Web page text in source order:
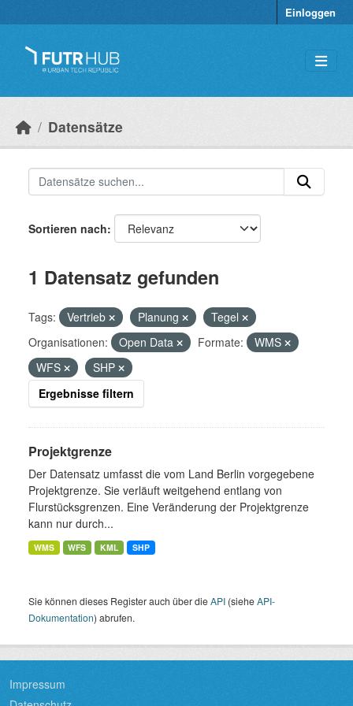
Einloggen
Datensätze
Sortieren nach
1 Datensatz gefunden
Tags: Vertrieb Planung
Tegel
Organisationen:
Open Data Formate:
WMS
WFS
SHP
Ergebnisse filtern
Projektgrenze
Der Datensatz umfasst die vom Land Berlin vorgegebene
Projektgrenze. Sie verläuft weitgehend entlang von
Flurstücksgrenzen. Eine Veränderung der Projektgrenze
kann nur durch...
WMS WFS KML SHP
Sie können dieses Register auch über dieAPI (sieheAPI-
Dokumentation) abrufen.
Impressum